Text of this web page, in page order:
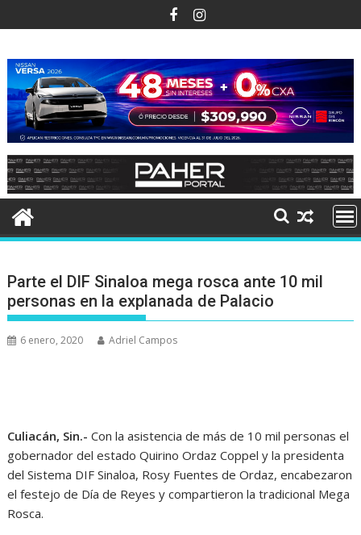
al
Parte el DIF Sinaloa mega rosca ante 10 mil
personas en la explanada de Palacio
6 enero, 2020 Adriel Campos
Culiacán, Sin.- Con la asistencia de más de 10 mil personas el
gobernador del estado Quirino Ordaz Coppel y la presidenta
del Sistema DIF Sinaloa, Rosy Fuentes de Ordaz, encabezaron
el festejo de Día de Reyes y compartieron la tradicional Mega
Rosca.